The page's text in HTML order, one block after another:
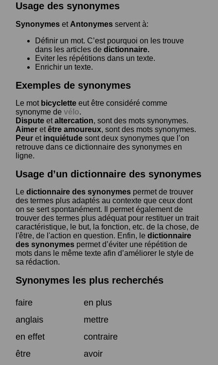
Usage des synonymes
Synonymes et Antonymes servent à:
Définir un mot. C’est pourquoi on les trouve
dans les articles de dictionnaire.
Eviter les répétitions dans un texte.
Enrichir un texte.
Exemples de synonymes
Le mot bicyclette eut être considéré comme
synonyme de vélo.
Dispute etaltercation, sont des mots synonymes.
Aimer etêtre amoureux, sont des mots synonymes.
Peur et inquiétude sont deux synonymes que l’on
retrouve dans ce dictionnaire des synonymes en
ligne.
Usage d’un dictionnaire des synonymes
Le dictionnaire des synonymes permet de trouver
des termes plus adaptés au contexte que ceux dont
on se sert spontanément. Il permet également de
trouver des termes plus adéquat pour restituer un trait
caractéristique, le but, la fonction, etc. de la chose, de
l'être, de l'action en question. Enfin, le dictionnaire
des synonymes permet d’éviter une répétition de
mots dans le même texte afin d’améliorer le style de
sa rédaction.
Synonymes les plus recherchés
faire
en plus
anglais
mettre
en effet
contraire
être
avoir